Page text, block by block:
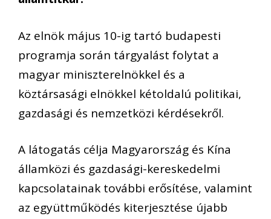
Az elnök május 10-ig tartó budapesti
programja során tárgyalást folytat a
magyar miniszterelnökkel és a
köztársasági elnökkel kétoldalú politikai,
gazdasági és nemzetközi kérdésekről.
A látogatás célja Magyarország és Kína
államközi és gazdasági-kereskedelmi
kapcsolatainak további erősítése, valamint
az együttműködés kiterjesztése újabb